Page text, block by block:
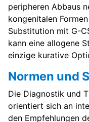
peripheren Abbaus
kongenitalen
Substitution mit G-
kann eine allogene
einzige kurative
Normen und
Die Diagnostik und
orientiert sich an
den Empfehlungen